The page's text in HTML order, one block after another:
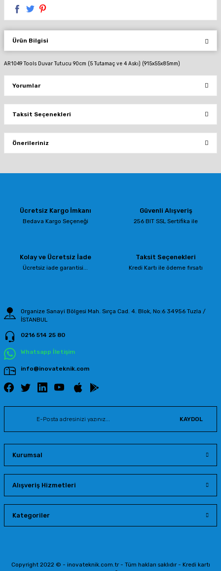
Ürün Bilgisi
AR1049 Tools Duvar Tutucu 90cm (5 Tutamaç ve 4 Askı) (915x55x85mm)
Yorumlar
Bu ürüne ilk yorumu siz yapın!
Yorum Yaz
Taksit Seçenekleri
Önerileriniz
Ürün resmi kalitesiz, bozuk veya görüntülenemiyor.
Ürün fiyatı diğer sitelerden daha pahalı.
Ücretsiz Kargo İmkanı
Bedava Kargo Seçeneği
Güvenli Alışveriş
256 BIT SSL Sertifika ile
Kolay ve Ücretsiz İade
Ücretsiz iade garantisi...
Taksit Seçenekleri
Kredi Kartı ile ödeme fırsatı
Organize Sanayi Bölgesi Mah. Sırça Cad. 4. Blok, No:6 34956 Tuzla /
İSTANBUL
0216 514 25 80
Whatsapp İletişim
info@inovateknik.com
KAYDOL
Kurumsal
Alışveriş Hizmetleri
Kategoriler
Copyright 2022 © - inovateknik.com.tr - Tüm hakları saklıdır - Kredi kartı